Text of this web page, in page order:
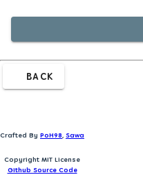
BACK
Crafted By PoH98, Sawa
Copyright MIT License
Github Source Code